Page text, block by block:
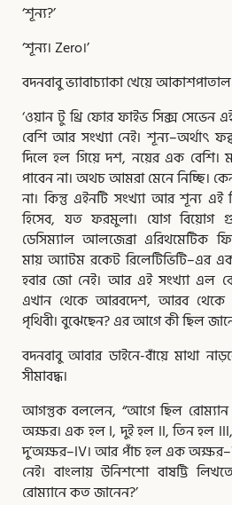
‘শূন্য?’
‘শূন্য। Zero।’
বদনবাবু ভ্যাবাচ্যাকা খেয়ে
‘ওয়ান টু থ্রি ফোর ফাইভ সিক্স সেভেন
বেশি আর সংখ্যা নেই। শূন্য–অর্থাৎ
দিলে হল গিয়ে দশ, নয়ের এক বেশি।
পাবেন না। অথচ আমরা মেনে নিচ্ছি।
না। কিন্তু এইনটি সংখ্যা আর শূন্য
হিসেব, যত ফরমুলা। যোগ বিয়োগ
ডেসিম্যাল আলজেব্রা এরিথমেটিক
মায় অ্যাটম রকেট রিলেটিভিটি–এর
হবার জো নেই। আর এই সংখ্যা এল
এখান থেকে আরবদেশ, আরব থেকে
পৃথিবী। বুঝেছেন? এর আগে কী ছিল
বদনবাবু আবার ডাইনে-বাঁয়ে মাথা
সীমাবদ্ধ।
আগন্তুক বললেন, “আগে ছিল রোম্যান
অক্ষর। এক হল I, দুই হল II, তিন হল III,
দু’অক্ষর–IV। আর পাঁচ হল এক
নেই। বাংলায় উনিশশো বাষট্টি
রোম্যানে কত জানেন?’